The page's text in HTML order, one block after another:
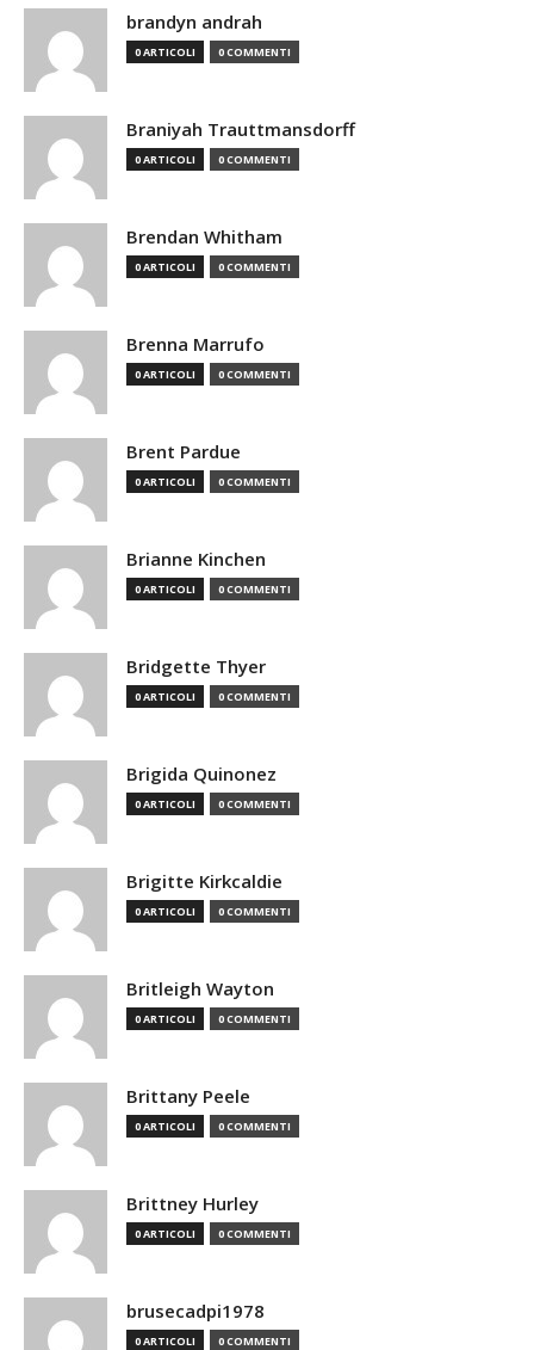
brandyn andrah
0 ARTICOLI 0 COMMENTI
Braniyah Trauttmansdorff
0 ARTICOLI 0 COMMENTI
Brendan Whitham
0 ARTICOLI 0 COMMENTI
Brenna Marrufo
0 ARTICOLI 0 COMMENTI
Brent Pardue
0 ARTICOLI 0 COMMENTI
Brianne Kinchen
0 ARTICOLI 0 COMMENTI
Bridgette Thyer
0 ARTICOLI 0 COMMENTI
Brigida Quinonez
0 ARTICOLI 0 COMMENTI
Brigitte Kirkcaldie
0 ARTICOLI 0 COMMENTI
Britleigh Wayton
0 ARTICOLI 0 COMMENTI
Brittany Peele
0 ARTICOLI 0 COMMENTI
Brittney Hurley
0 ARTICOLI 0 COMMENTI
brusecadpi1978
0 ARTICOLI 0 COMMENTI